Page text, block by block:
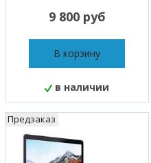
9 800 руб
В корзину
в наличии
Предзаказ